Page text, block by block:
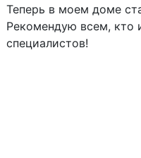
Теперь в моем доме
Рекомендую всем, кто
специалистов!